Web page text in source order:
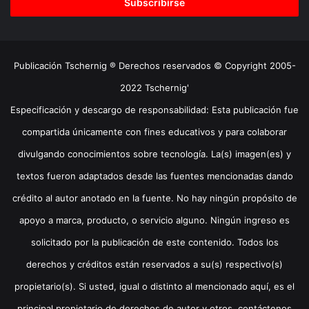
Publicación Tschernig ® Derechos reservados © Copyright 2005-
2022 Tschernig'
Especificación y descargo de responsabilidad: Esta publicación fue
compartida únicamente con fines educativos y para colaborar
divulgando conocimientos sobre tecnología. La(s) imagen(es) y
textos fueron adaptados desde las fuentes mencionadas dando
crédito al autor anotado en la fuente. No hay ningún propósito de
apoyo a marca, producto, o servicio alguno. Ningún ingreso es
solicitado por la publicación de este contenido. Todos los
derechos y créditos están reservados a su(s) respectivo(s)
propietario(s). Si usted, igual o distinto al mencionado aquí, es el